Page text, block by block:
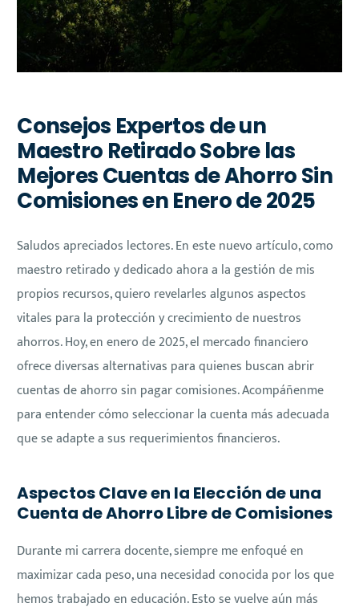
Consejos Expertos de un
Maestro Retirado Sobre las
Mejores Cuentas de Ahorro Sin
Comisiones en Enero de 2025
Saludos apreciados lectores. En este nuevo artículo, como
maestro retirado y dedicado ahora a la gestión de mis
propios recursos, quiero revelarles algunos aspectos
vitales para la protección y crecimiento de nuestros
ahorros. Hoy, en enero de 2025, el mercado financiero
ofrece diversas alternativas para quienes buscan abrir
cuentas de ahorro sin pagar comisiones. Acompáñenme
para entender cómo seleccionar la cuenta más adecuada
que se adapte a sus requerimientos financieros.
Aspectos Clave en la Elección de una
Cuenta de Ahorro Libre de Comisiones
Durante mi carrera docente, siempre me enfoqué en
maximizar cada peso, una necesidad conocida por los que
hemos trabajado en educación. Esto se vuelve aún más